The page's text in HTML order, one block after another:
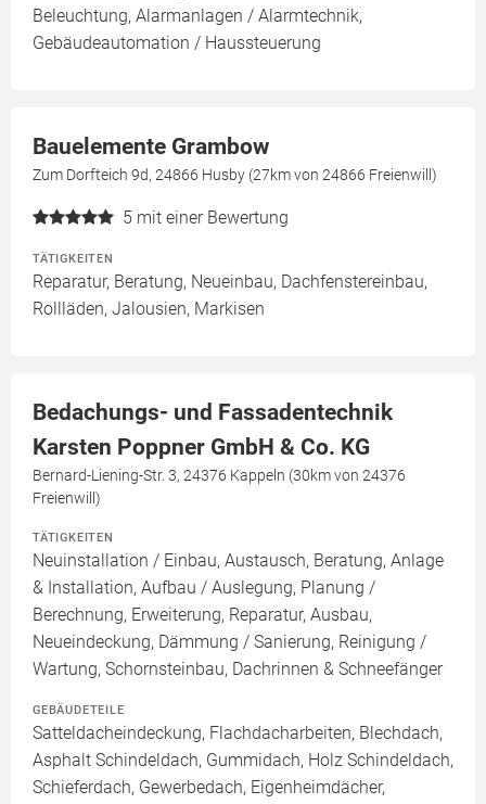
Beleuchtung, Alarmanlagen / Alarmtechnik,
Gebäudeautomation / Haussteuerung
Bauelemente Grambow
Zum Dorfteich 9d, 24866 Husby (27km von 24866 Freienwill)
5 mit einer Bewertung
TÄTIGKEITEN
Reparatur, Beratung, Neueinbau, Dachfenstereinbau,
Rollläden, Jalousien, Markisen
Bedachungs- und Fassadentechnik
Karsten Poppner GmbH & Co. KG
Bernard-Liening-Str. 3, 24376 Kappeln (30km von 24376
Freienwill)
TÄTIGKEITEN
Neuinstallation / Einbau, Austausch, Beratung, Anlage
& Installation, Aufbau / Auslegung, Planung /
Berechnung, Erweiterung, Reparatur, Ausbau,
Neueindeckung, Dämmung / Sanierung, Reinigung /
Wartung, Schornsteinbau, Dachrinnen & Schneefänger
GEBÄUDETEILE
Satteldacheindeckung, Flachdacharbeiten, Blechdach,
Asphalt Schindeldach, Gummidach, Holz Schindeldach,
Schieferdach, Gewerbedach, Eigenheimdächer,